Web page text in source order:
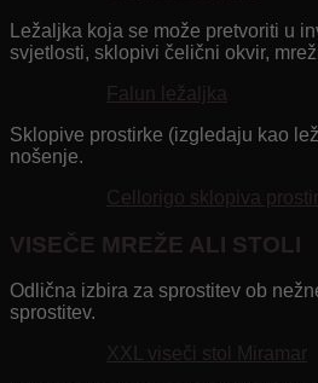
Ležaljka koja se može pretvoriti u
svjetlosti, sklopivi čelični okvir,
Falun ležaljka
Sklopive prostirke (izgledaju kao
nošenje.
Cellorigo sklopiva
VISEČE MREŽE ALI STOLI
Odlična izbira za sprostitev ob
sprostitev.
XXL viseči stol Miramar